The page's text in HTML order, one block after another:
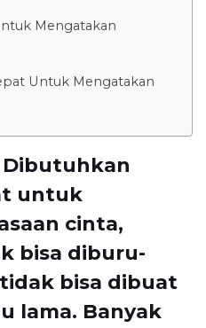
Mengatakan
Untuk Mengatakan
Dibutuhkan
untuk
cinta,
bisa diburu-
bisa dibuat
lama. Banyak